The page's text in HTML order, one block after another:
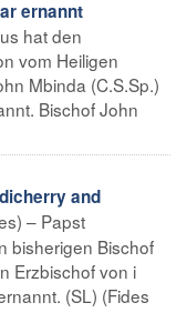
ernannt
hat den
vom Heiligen
Mbinda (C.S.Sp.)
Bischof John
and
– Papst
bisherigen Bischof
Erzbischof von i
(SL) (Fides